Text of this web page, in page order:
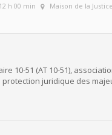
h 00 min Maison de la
10-51 (AT 10-51),
juridique des